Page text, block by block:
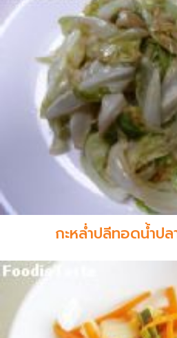
กะหล่ำปลีทอดน้ำป